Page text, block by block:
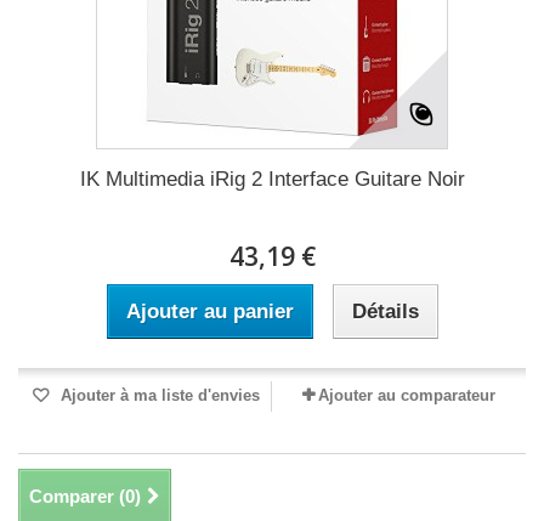
IK Multimedia iRig 2 Interface Guitare Noir
43,19 €
Ajouter au panier Détails
Ajouter à ma liste d'envies Ajouter au comparateur
Comparer (0)